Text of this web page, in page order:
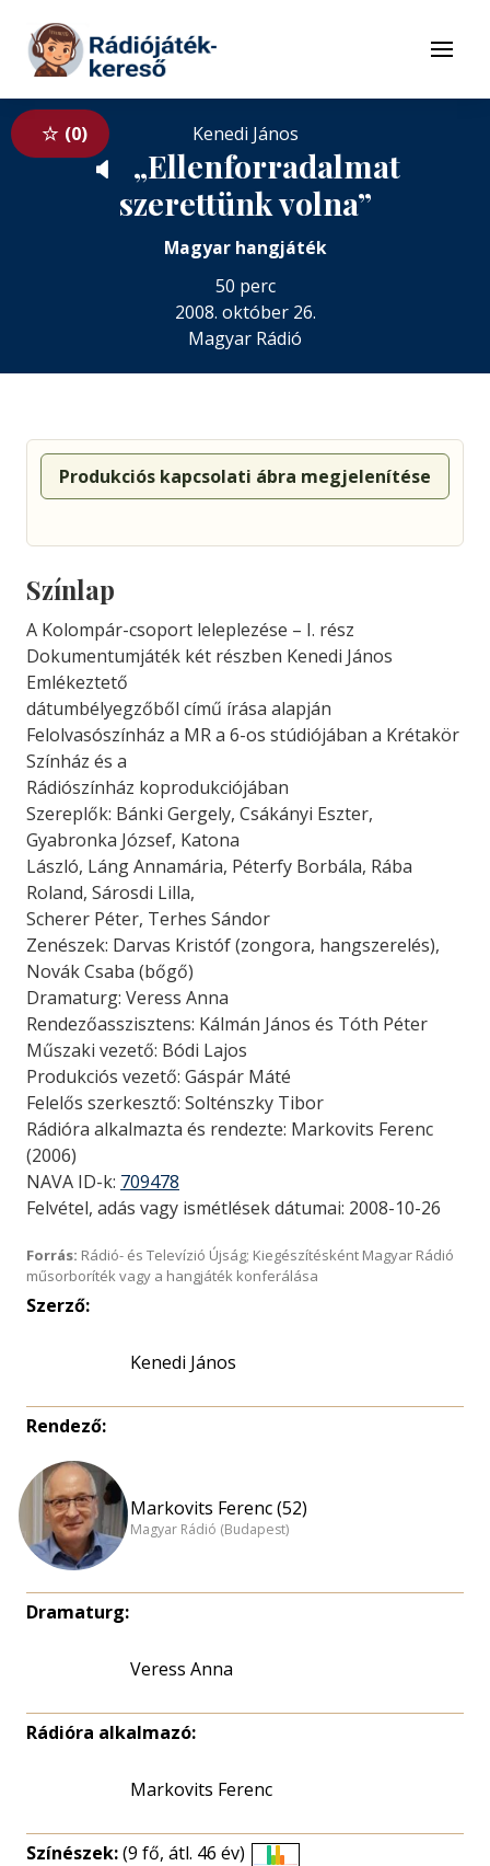
Tovább a tartalomhoz
Menü
0 Kenedi János
🔈
„Ellenforradalmat
szerettünk volna”
Magyar hangjáték
50 perc
2008. október 26.
Magyar Rádió
Produkciós kapcsolati ábra megjelenítése
Színlap
A Kolompár-csoport leleplezése – I. rész
Dokumentumjáték két részben Kenedi János
Emlékeztető
dátumbélyegzőből című írása alapján
Felolvasószínház a MR a 6-os stúdiójában a Krétakör
Színház és a
Rádiószínház koprodukciójában
Szereplők: Bánki Gergely, Csákányi Eszter,
Gyabronka József, Katona
László, Láng Annamária, Péterfy Borbála, Rába
Roland, Sárosdi Lilla,
Scherer Péter, Terhes Sándor
Zenészek: Darvas Kristóf (zongora, hangszerelés),
Novák Csaba (bőgő)
Dramaturg: Veress Anna
Rendezőasszisztens: Kálmán János és Tóth Péter
Műszaki vezető: Bódi Lajos
Produkciós vezető: Gáspár Máté
Felelős szerkesztő: Solténszky Tibor
Rádióra alkalmazta és rendezte: Markovits Ferenc
(2006)
NAVA ID-k: 709478
Felvétel, adás vagy ismétlések dátumai: 2008-10-26
Forrás: Rádió- és Televízió Újság; Kiegészítésként Magyar Rádió
műsorboríték vagy a hangjáték konferálása
Szerző:
Kenedi János
Rendező:
Markovits Ferenc (52)
Magyar Rádió (Budapest)
Dramaturg:
Veress Anna
Rádióra alkalmazó:
Markovits Ferenc
Színészek:(9 fő, átl. 46 év)